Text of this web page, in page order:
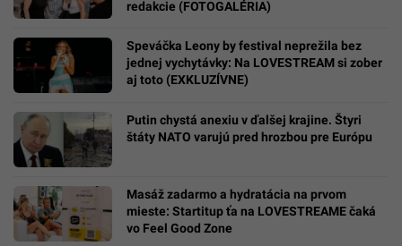
redakcie (FOTOGALÉRIA)
Speváčka Leony by festival neprežila bez
jednej vychytávky: Na LOVESTREAM si zober
aj toto (EXKLUZÍVNE)
Putin chystá anexiu v ďalšej krajine. Štyri
štáty NATO varujú pred hrozbou pre Európu
Masáž zadarmo a hydratácia na prvom
mieste: Startitup ťa na LOVESTREAME čaká
vo Feel Good Zone